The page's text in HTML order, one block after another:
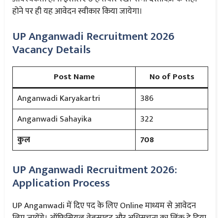
होने पर ही यह आवेदन स्वीकार किया जायेगा।
UP Anganwadi Recruitment 2026
Vacancy Details
Post Name
No of Posts
Anganwadi Karyakartri
386
Anganwadi Sahayika
322
कुल
708
UP Anganwadi Recruitment 2026:
Application Process
UP Anganwadi में दिए पद के लिए Online माध्यम से आवेदन